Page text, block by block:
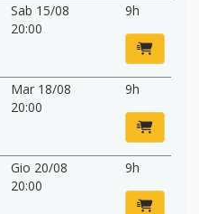
Sab 15/08
20:00
9h
Mar 18/08
20:00
9h
Gio 20/08
20:00
9h